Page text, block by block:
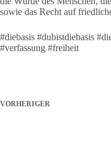
sowie das Recht auf
#diebasis #dubistdiebasis
#verfassung #freiheit
VORHERIGER